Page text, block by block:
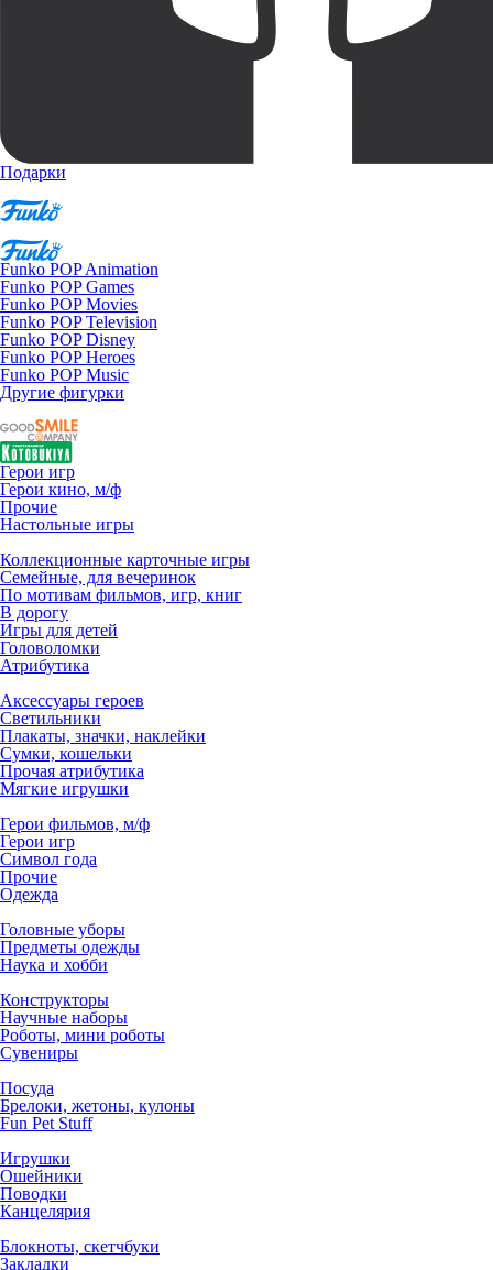
Подарки
Funko POP Animation
Funko POP Games
Funko POP Movies
Funko POP Television
Funko POP Disney
Funko POP Heroes
Funko POP Music
Другие фигурки
Герои игр
Герои кино, м/ф
Прочие
Настольные игры
Коллекционные карточные игры
Семейные, для вечеринок
По мотивам фильмов, игр, книг
В дорогу
Игры для детей
Головоломки
Атрибутика
Аксессуары героев
Светильники
Плакаты, значки, наклейки
Сумки, кошельки
Прочая атрибутика
Мягкие игрушки
Герои фильмов, м/ф
Герои игр
Символ года
Прочие
Одежда
Головные уборы
Предметы одежды
Наука и хобби
Конструкторы
Научные наборы
Роботы, мини роботы
Сувениры
Посуда
Брелоки, жетоны, кулоны
Fun Pet Stuff
Игрушки
Ошейники
Поводки
Канцелярия
Блокноты, скетчбуки
Закладки